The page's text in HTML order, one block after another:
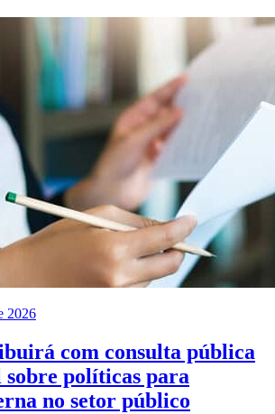
2026
com consulta pública
políticas para
no setor público